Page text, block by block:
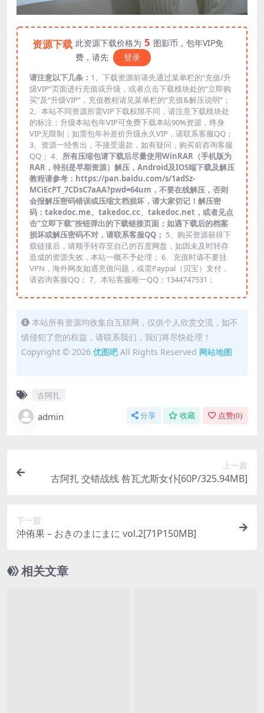
资源下载 此资源下载价格为 5 图影币，包年VIP免
费，请先
登录
请注意以下几条： 1、下载资源前请先通过菜单栏的“充值/升
级VIP”页面进行充值或升级，或者点击下载模块处的“立即购
买”及“升级VIP”，充值教程请见菜单栏的“充值&解压说明”；
2、本站不同资源所需VIP下载权限不同，请注意下载模块处
的标注；升级本站包年VIP可免费下载本站90%资源，终身
VIP无限制；如需包年补差价升级永久VIP，请联系客服QQ；
3、资源一经售出，不接受退款，如有疑问，购买前咨询客服
QQ； 4、 所有压缩包请下载后尽量使用WinRAR（手机版为
RAR，特别是早期资源）解压，Android及IOS端下载及解压
教程请参考：https://pan.baidu.com/s/1adSz-
MCiEcPT_7CDsC7aAA?pwd=64um，不要在线解压，否则
会报解压密码错误或压缩文档损坏，请大家切记！解压密
码：takedoc.me、takedoc.cc、takedoc.net，或者见点
击“立即下载”按钮弹出的下载链接页面；如遇下载后的档案
损坏或解压密码不对，请联系客服QQ； 5、购买资源获得下
载链接后，请顺手转存至自己的百度网盘，如因未及时转存
造成的资源失效，本站一概不予处理； 6、充值时请不要挂
VPN，海外网友如遇充值问题，或需Paypal（贝宝）支付，
请咨询客服QQ； 7、本站客服唯一QQ：1344747531；
本站所有资源均收集自互联网，仅供个人欣赏交流，如不
慎侵犯了您的权益，请联系我们，我们将尽快处理！
Copyright © 2026 优图吧 All Rights Reserved 网站地图
古阿扎
admin 分享 收藏 点赞(0)
上一篇
古阿扎 交错战线 咎瓦尤斯女仆[60P/325.94MB]
下一篇
沖侑果 – おきのまにまに vol.2[71P150MB]
相关文章